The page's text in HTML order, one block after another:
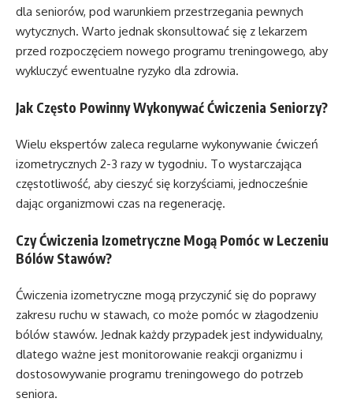
dla seniorów, pod warunkiem przestrzegania pewnych
wytycznych. Warto jednak skonsultować się z lekarzem
przed rozpoczęciem nowego programu treningowego, aby
wykluczyć ewentualne ryzyko dla zdrowia.
Jak Często Powinny Wykonywać Ćwiczenia Seniorzy?
Wielu ekspertów zaleca regularne wykonywanie ćwiczeń
izometrycznych 2-3 razy w tygodniu. To wystarczająca
częstotliwość, aby cieszyć się korzyściami, jednocześnie
dając organizmowi czas na regenerację.
Czy Ćwiczenia Izometryczne Mogą Pomóc w Leczeniu
Bólów Stawów?
Ćwiczenia izometryczne mogą przyczynić się do poprawy
zakresu ruchu w stawach, co może pomóc w złagodzeniu
bólów stawów. Jednak każdy przypadek jest indywidualny,
dlatego ważne jest monitorowanie reakcji organizmu i
dostosowywanie programu treningowego do potrzeb
seniora.